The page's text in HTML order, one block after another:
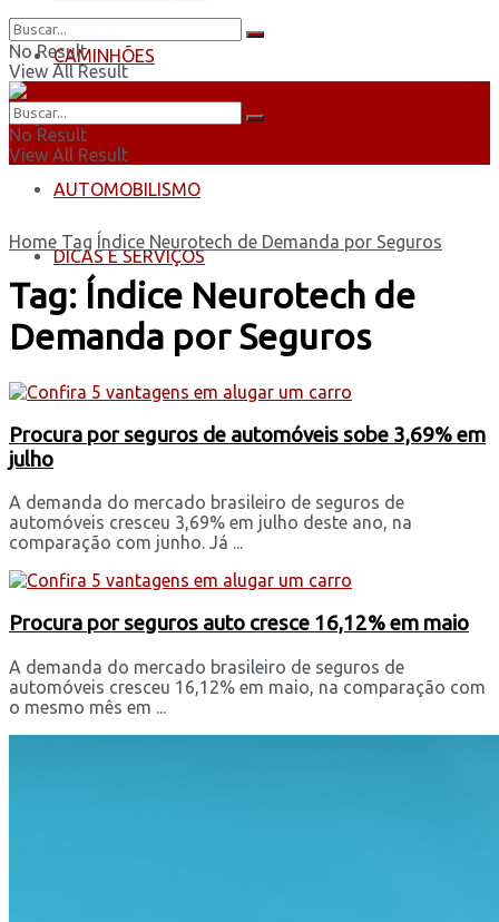
CAMINHÕES
ÔNIBUS
AUTOMOBILISMO
DICAS E SERVIÇOS
No Result
View All Result
No Result
View All Result
Home Tag Índice Neurotech de Demanda por Seguros
Tag: Índice Neurotech de
Demanda por Seguros
Procura por seguros de automóveis sobe 3,69% em
julho
A demanda do mercado brasileiro de seguros de
automóveis cresceu 3,69% em julho deste ano, na
comparação com junho. Já ...
Procura por seguros auto cresce 16,12% em maio
A demanda do mercado brasileiro de seguros de
automóveis cresceu 16,12% em maio, na comparação com
o mesmo mês em ...